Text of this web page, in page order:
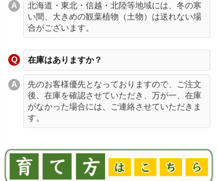
北海道・東北・信越・北陸等地域には、冬の寒
い間、大きめの観葉植物（土物）は送れない場
合がございます。
在庫はありますか？
先のお客様優先となっておりますので、ご注文
後、在庫を確認させていただき、万が一、在庫
がなかった場合には、ご連絡させていただきま
す。